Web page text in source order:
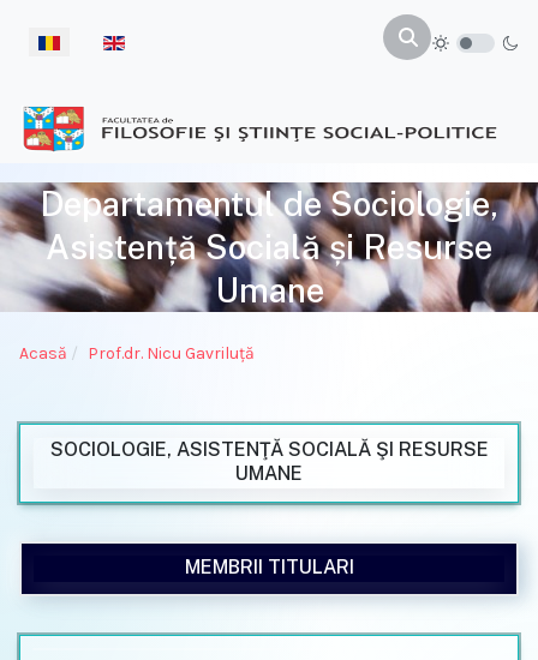
Selectați limba dvs
Departamentul de Sociologie,
Asistență Socială și Resurse
Umane
Acasă Prof.dr. Nicu Gavriluţă
SOCIOLOGIE, ASISTENŢĂ SOCIALĂ ŞI RESURSE
UMANE
MEMBRII TITULARI